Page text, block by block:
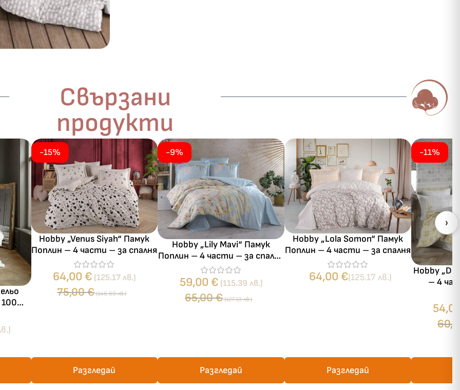
Свързани
продукти
-15%
Hobby „Venus Siyah“ Памук
Поплин – 4 части – за спалня
75,00€ (146.69 лв.)
64,00 € (125.17 лв.)
Разгледай
-9%
Hobby „Lily Mavi“ Памук
Поплин – 4 части – за спалня
с ластик 180×200 см
65,00€ (127.13 лв.)
59,00 € (115.39 лв.)
Разгледай
Hobby „Lola Somon“ Памук
Поплин – 4 части – за спалня
64,00 €(125.17 лв.)
Разгледай
-11%
Hobby
– 4
›